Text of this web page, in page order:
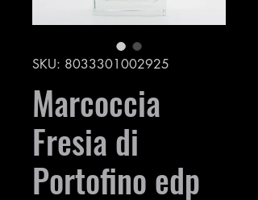
SKU: 8033301002925
Marcoccia
Fresia di
Portofino edp